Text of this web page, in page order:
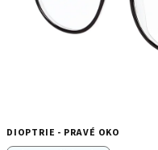
DIOPTRIE - PRAVÉ OKO